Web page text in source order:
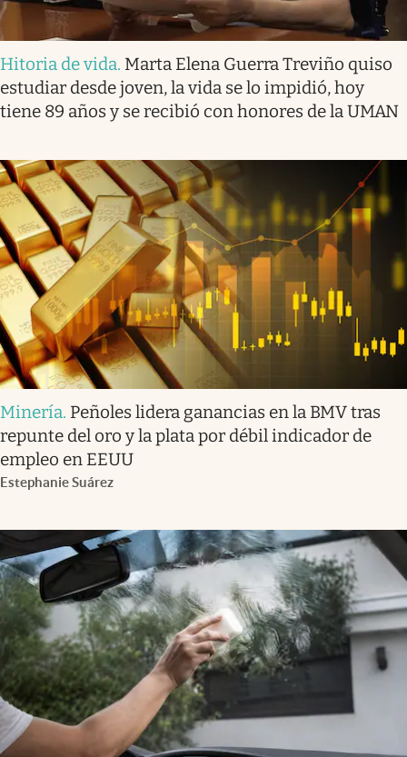
Hitoria de vida. Marta Elena Guerra Treviño quiso
estudiar desde joven, la vida se lo impidió, hoy
tiene 89 años y se recibió con honores de la UMAN
Minería. Peñoles lidera ganancias en la BMV tras
repunte del oro y la plata por débil indicador de
empleo en EEUU
Estephanie Suárez